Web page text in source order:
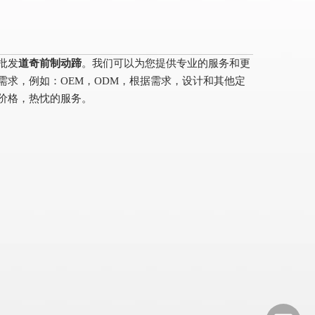
发道奇前制动蹄。我们可以为您提供专业的服务和更
求，例如：OEM，ODM，根据需求，设计和其他定
，热忱的服务。